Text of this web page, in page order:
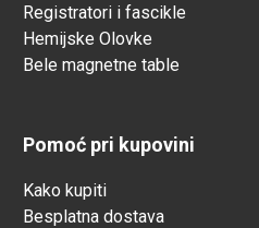
Registratori i fascikle
Hemijske Olovke
Bele magnetne table
Pomoć pri kupovini
Kako kupiti
Besplatna dostava